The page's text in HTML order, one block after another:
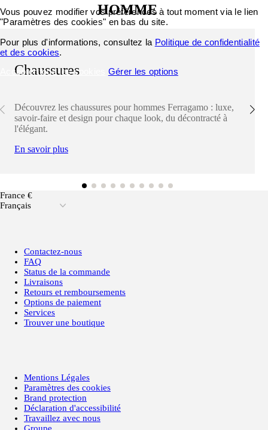
HOMME
Chaussures
Découvrez les chaussures pour hommes Ferragamo : luxe,
savoir-faire et design pour chaque look, du décontracté à
l'élégant.
En savoir plus
France €
Français
Contactez-nous
FAQ
Status de la commande
Livraisons
Retours et remboursements
Options de paiement
Services
Trouver une boutique
Mentions Légales
Paramètres des cookies
Brand protection
Déclaration d'accessibilité
Travaillez avec nous
Groupe
Vous pouvez modifier vos préférences à tout moment via le lien
"Paramètres des cookies" en bas du site.
Pour plus d'informations, consultez la Politique de confidentialité
et des cookies.
Accepter tous les cookies
Gérer les options